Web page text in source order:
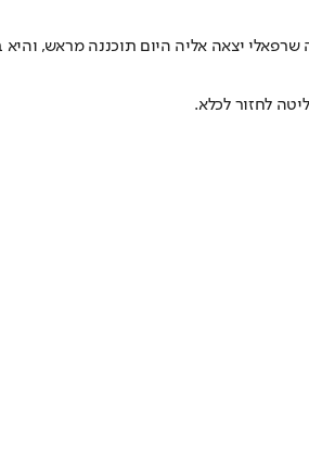
שרפאלי יצאה אליה היום תוכננה מראש,
לחזור לכלא.